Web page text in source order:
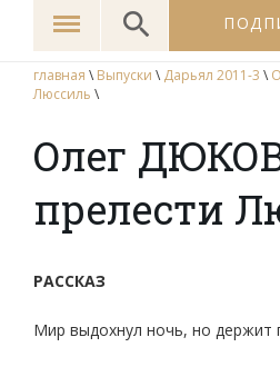
главная \ Выпуски \ Дарьял 2011-3 \
Люссиль \
Олег
прелести
РАССКАЗ
Мир выдохнул ночь, но держит